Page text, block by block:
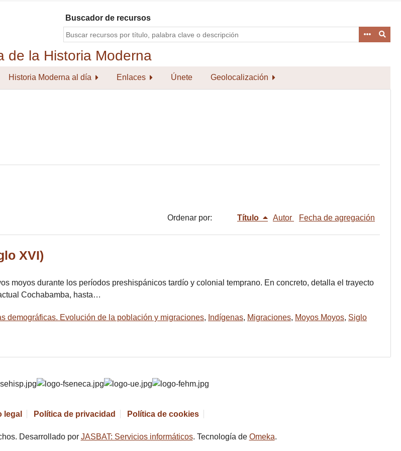
Buscador de recursos
Historia Moderna al día Enlaces Únete Geolocalización
Ordenar por: Título Autor Fecha de agregación
XVI)
moyos durante los períodos preshispánicos tardío y colonial temprano. En concreto, detalla el trayecto
Cochabamba, hasta…
demográficas. Evolución de la población y migraciones, Indígenas, Migraciones, Moyos Moyos, Siglo
legal Política de privacidad Política de cookies
Desarrollado por JASBAT: Servicios informáticos. Tecnología de Omeka.